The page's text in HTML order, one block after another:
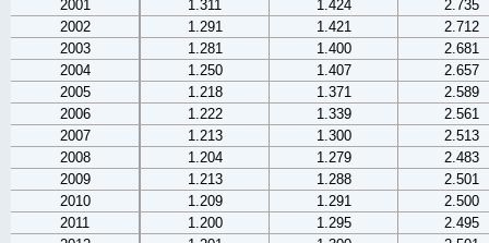
2001 1.311 1.424
2.735
2002
1.291 1.421
2.712
2003
1.281 1.400
2.681
2004
1.250 1.407
2.657
2005
1.218 1.371
2.589
2006
1.222 1.339
2.561
2007
1.213 1.300
2.513
2008
1.204 1.279
2.483
2009
1.213 1.288
2.501
2010
1.209 1.291
2.500
2011
1.200 1.295
2.495